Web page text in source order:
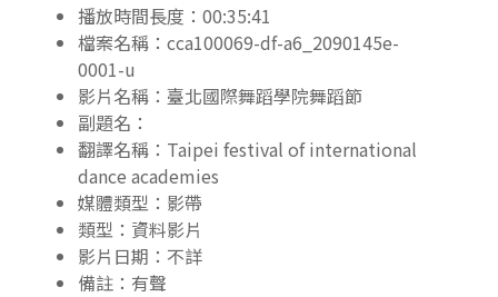
播放時間長度：00:35:41
檔案名稱：cca100069-df-a6_2090145e-
0001-u
影片名稱：臺北國際舞蹈學院舞蹈節
副題名：
翻譯名稱：Taipei festival of international
dance academies
媒體類型：影帶
類型：資料影片
影片日期：不詳
備註：有聲